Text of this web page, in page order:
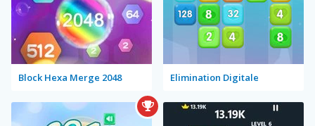
Block Hexa Merge 2048 Elimination Digitale